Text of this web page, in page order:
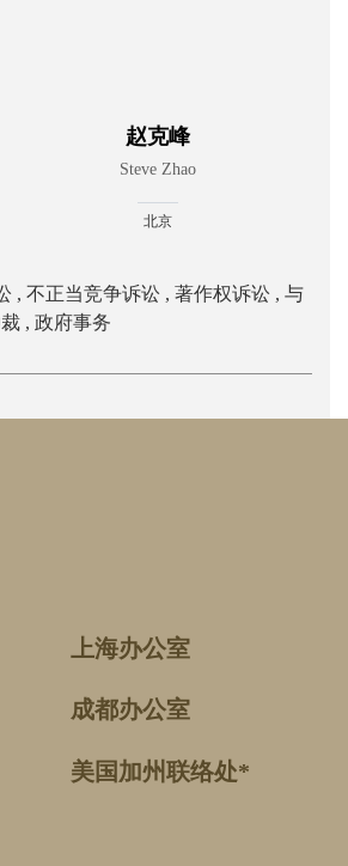
赵克峰
Steve Zhao
北京
, 不正当竞争诉讼 , 著作权诉讼 , 与
, 政府事务
上海办公室
成都办公室
美国加州联络处*